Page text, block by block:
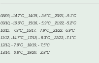
08/09, -14.7°C__14/15, - 3.6°C__20/21, -9.1°C
09/10, -10.0°C__15/16, - 5.9°C__21/22, -5.2°C
10/11, - 7.9°C__16/17, - 7.9°C__21/22, -6.9°C
11/12, -14.7°C__17/18, - 8.3°C__22/23, -7.1°C
12/13, - 7.9°C__18/19, - 7.5°C
13/14, - 0.8°C__19/20, - 2.8°C